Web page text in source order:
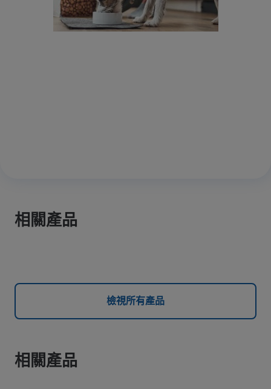
相關產品
檢視所有產品
相關產品